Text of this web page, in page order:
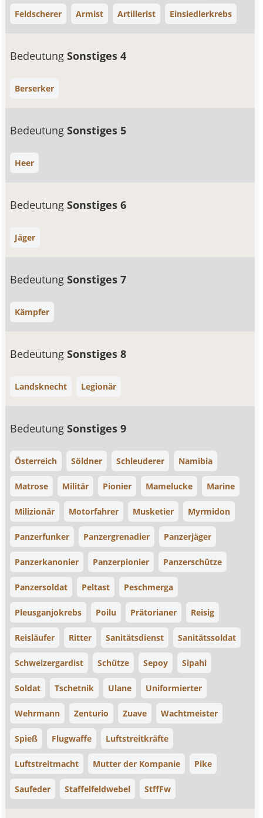
Feldscherer Armist Artillerist Einsiedlerkrebs
BedeutungSonstiges 4
Berserker
BedeutungSonstiges 5
Heer
BedeutungSonstiges 6
Jäger
BedeutungSonstiges 7
Kämpfer
BedeutungSonstiges 8
Landsknecht Legionär
BedeutungSonstiges 9
Österreich Söldner Schleuderer Namibia
Matrose Militär Pionier Mamelucke Marine
Milizionär Motorfahrer Musketier Myrmidon
Panzerfunker Panzergrenadier Panzerjäger
Panzerkanonier Panzerpionier Panzerschütze
Panzersoldat Peltast Peschmerga
Pleusganjokrebs Poilu Prätorianer Reisig
Reisläufer Ritter Sanitätsdienst Sanitätssoldat
Schweizergardist Schütze Sepoy Sipahi
Soldat Tschetnik Ulane Uniformierter
Wehrmann Zenturio Zuave Wachtmeister
Spieß Flugwaffe Luftstreitkräfte
Luftstreitmacht Mutter der Kompanie Pike
Saufeder Staffelfeldwebel StffFw